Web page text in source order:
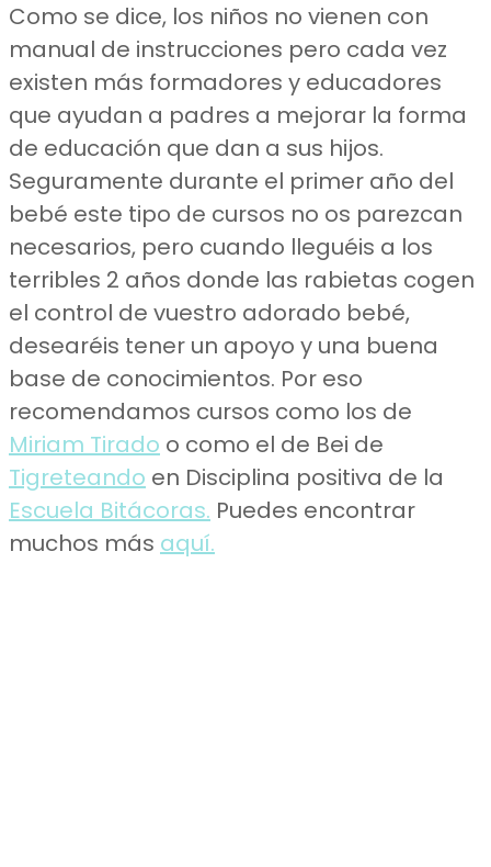
Como se dice, los niños no vienen con
manual de instrucciones pero cada vez
existen más formadores y educadores
que ayudan a padres a mejorar la forma
de educación que dan a sus hijos.
Seguramente durante el primer año del
bebé este tipo de cursos no os parezcan
necesarios, pero cuando lleguéis a los
terribles 2 años donde las rabietas cogen
el control de vuestro adorado bebé,
desearéis tener un apoyo y una buena
base de conocimientos. Por eso
recomendamos cursos como los de
Miriam Tirado o como el de Bei de
Tigreteando en Disciplina positiva de la
Escuela Bitácoras. Puedes encontrar
muchos más aquí.